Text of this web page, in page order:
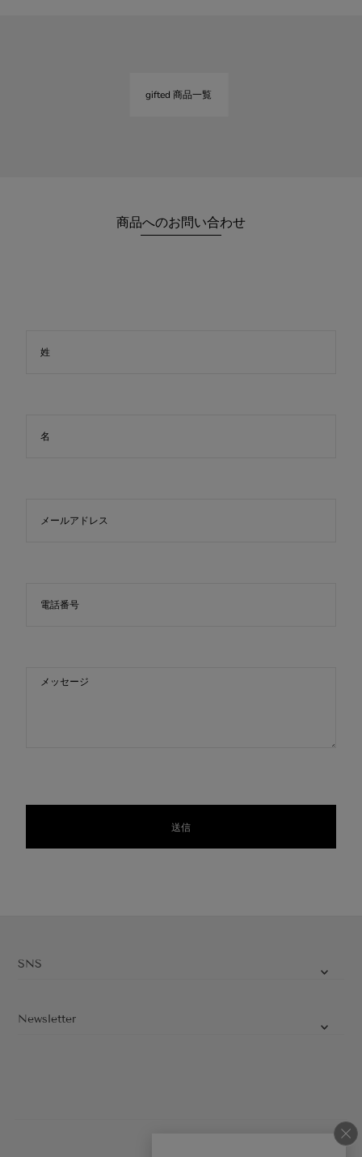
gifted 商品一覧
商品へのお問い合わせ
SNS
Newsletter